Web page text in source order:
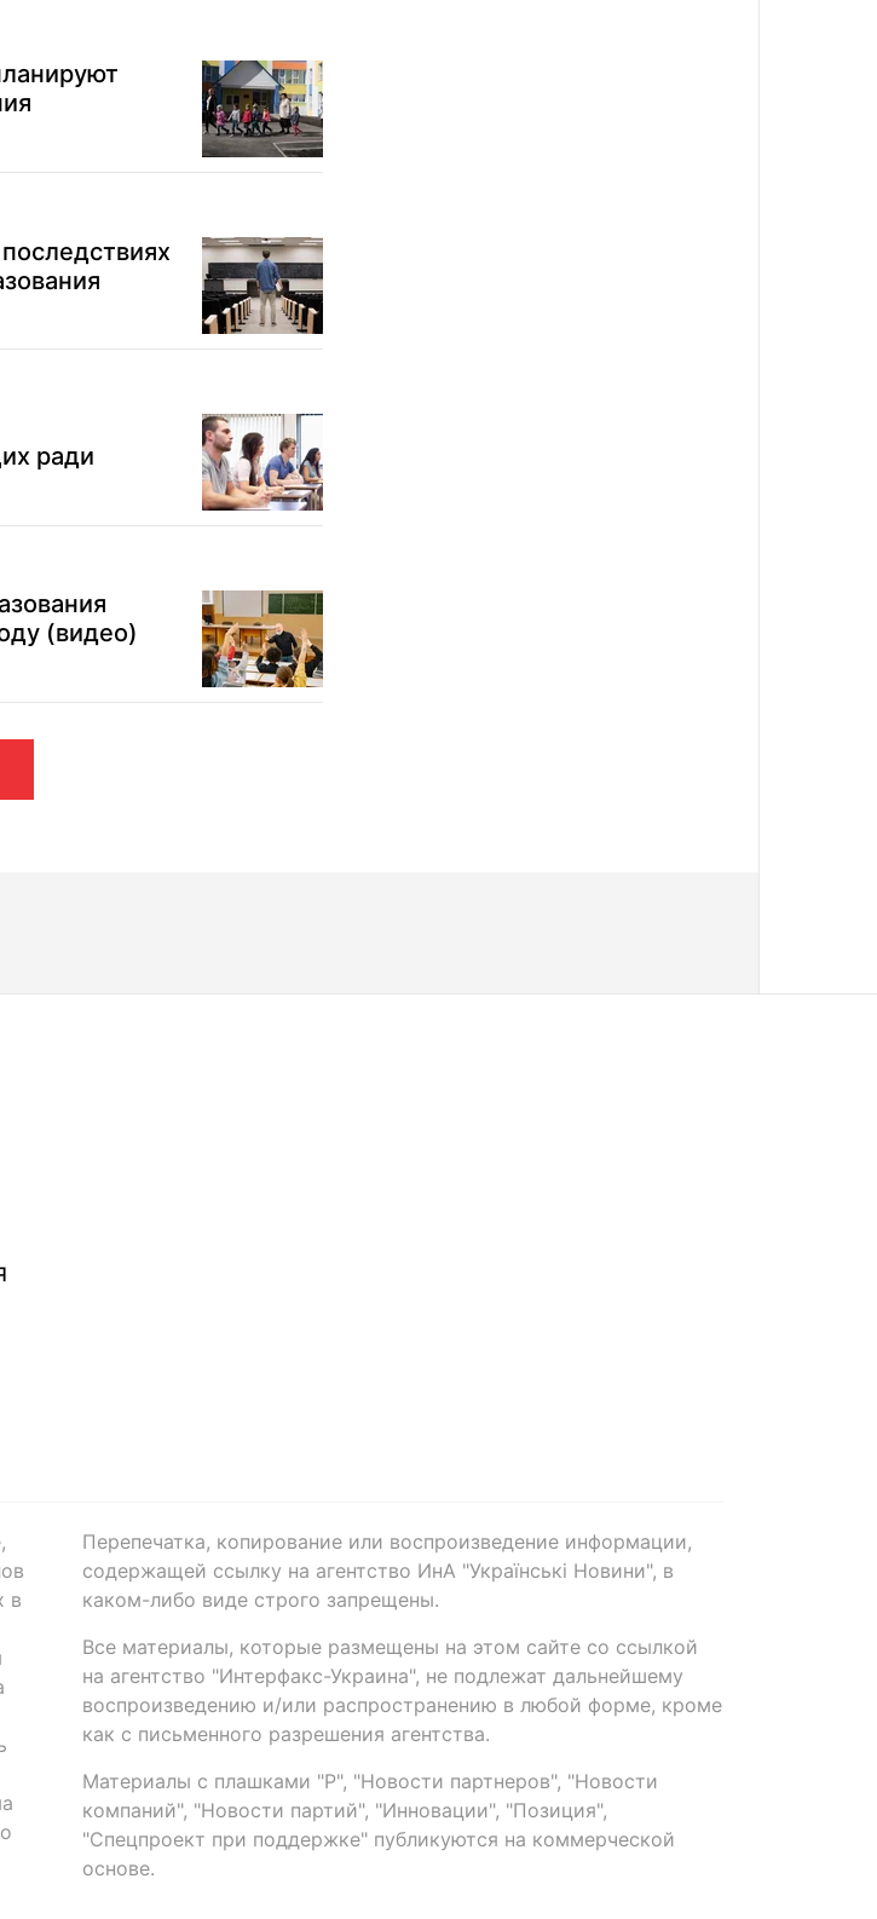
ради
(видео)
в
Перепечатка, копирование или воспроизведение информации,
содержащей ссылку на агентство ИнА "Українські Новини", в
каком-либо виде строго запрещены.
Все материалы, которые размещены на этом сайте со ссылкой
на агентство "Интерфакс-Украина", не подлежат дальнейшему
воспроизведению и/или распространению в любой форме, кроме
как с письменного разрешения агентства.
Материалы с плашками "Р", "Новости партнеров", "Новости
компаний", "Новости партий", "Инновации", "Позиция",
"Спецпроект при поддержке" публикуются на коммерческой
основе.